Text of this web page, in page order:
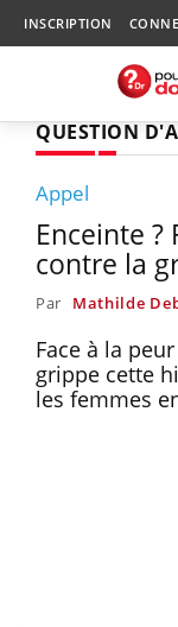
INSCRIPTION
QUESTION
Appel
Enceinte ?
contre la
Par Mathilde
Face à la
grippe cette
les femmes